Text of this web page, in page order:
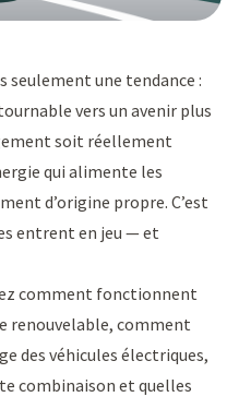
seulement une tendance :
vers un avenir plus
soit réellement
qui alimente les
d’origine propre. C’est
entrent en jeu — et
comment fonctionnent
renouvelable, comment
des véhicules électriques,
combinaison et quelles